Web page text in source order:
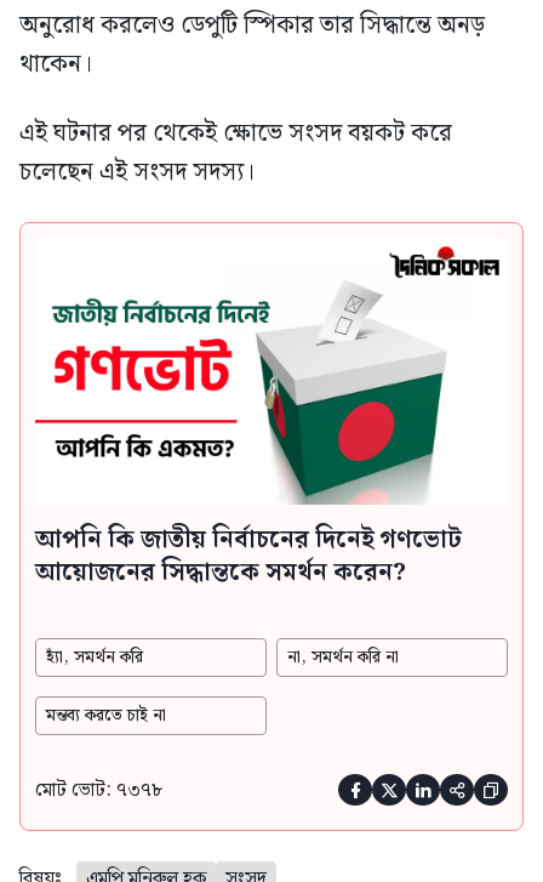
অনুরোধ করলেও ডেপুটি স্পিকার তার সিদ্ধান্তে অনড়
থাকেন।
এই ঘটনার পর থেকেই ক্ষোভে সংসদ বয়কট করে
চলেছেন এই সংসদ সদস্য।
আপনি কি জাতীয় নির্বাচনের দিনেই গণভোট
আয়োজনের সিদ্ধান্তকে সমর্থন করেন?
হ্যাঁ, সমর্থন করি না, সমর্থন করি না
মন্তব্য করতে চাই না
মোট ভোট: ৭৩৭৮     